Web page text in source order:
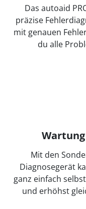
Das autoaid
präzise
mit genauen
du alle
Mit den
Diagnosegerät
ganz einfach
und erhöhst